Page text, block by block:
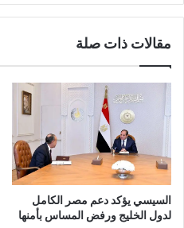
مقالات ذات صلة
السيسي يؤكد دعم مصر الكامل
لدول الخليج ورفض المساس بأمنها